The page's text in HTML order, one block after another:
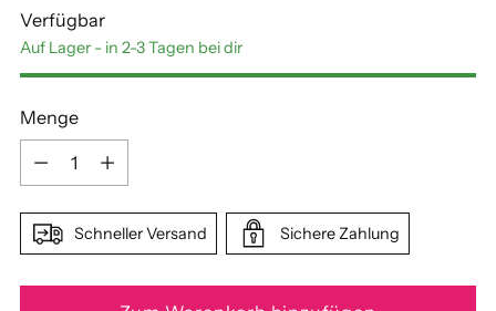
Verfügbar
Auf Lager - in 2-3 Tagen bei dir
Menge
Menge
Schneller Versand Sichere Zahlung